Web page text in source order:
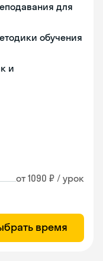
для
обучения
и
от 1090 ₽ / урок
время